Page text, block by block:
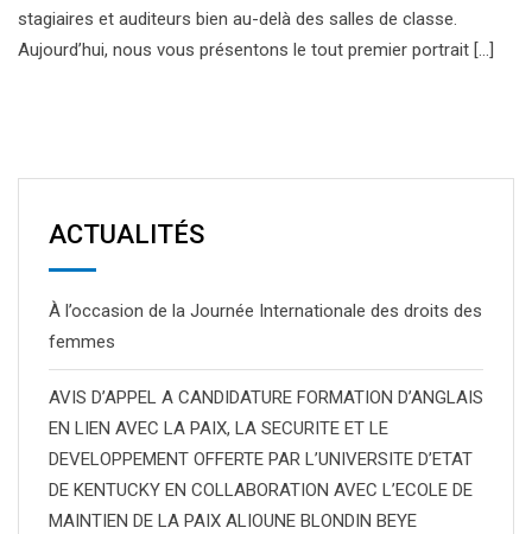
stagiaires et auditeurs bien au-delà des salles de classe.
Aujourd’hui, nous vous présentons le tout premier portrait […]
ACTUALITÉS
À l’occasion de la Journée Internationale des droits des
femmes
AVIS D’APPEL A CANDIDATURE FORMATION D’ANGLAIS
EN LIEN AVEC LA PAIX, LA SECURITE ET LE
DEVELOPPEMENT OFFERTE PAR L’UNIVERSITE D’ETAT
DE KENTUCKY EN COLLABORATION AVEC L’ECOLE DE
MAINTIEN DE LA PAIX ALIOUNE BLONDIN BEYE